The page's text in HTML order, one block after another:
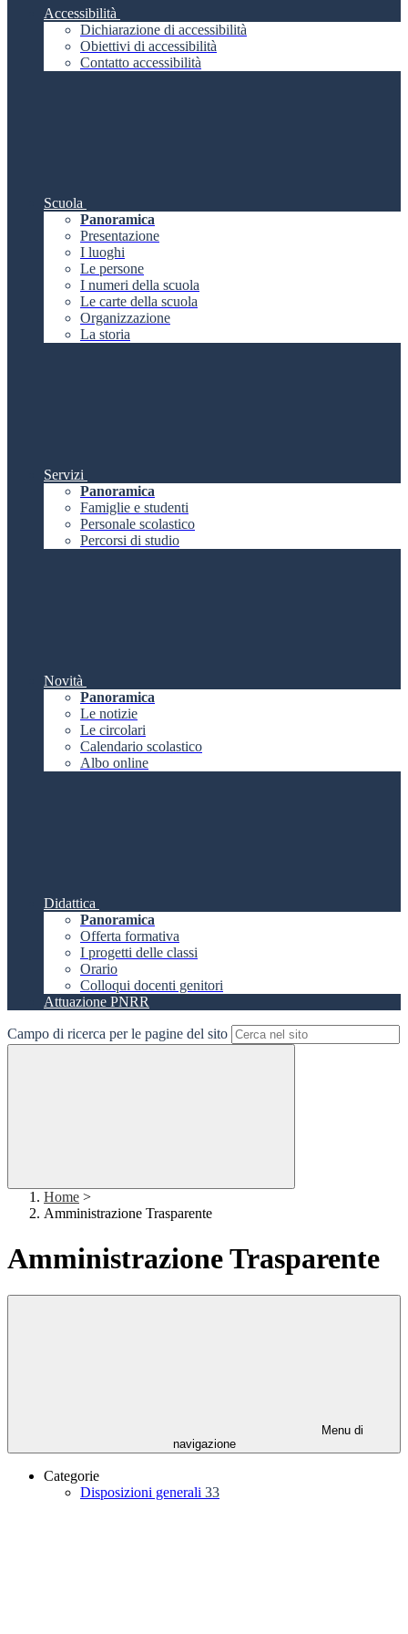
Accessibilità
Dichiarazione di accessibilità
Obiettivi di accessibilità
Contatto accessibilità
Scuola
Panoramica
Presentazione
I luoghi
Le persone
I numeri della scuola
Le carte della scuola
Organizzazione
La storia
Servizi
Panoramica
Famiglie e studenti
Personale scolastico
Percorsi di studio
Novità
Panoramica
Le notizie
Le circolari
Calendario scolastico
Albo online
Didattica
Panoramica
Offerta formativa
I progetti delle classi
Orario
Colloqui docenti genitori
Attuazione PNRR
Campo di ricerca per le pagine del sito
Home >
Amministrazione Trasparente
Amministrazione Trasparente
Menu di
navigazione
Categorie
Disposizioni generali 33